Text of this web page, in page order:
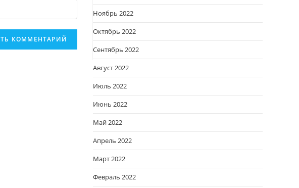
Ноябрь 2022
Октябрь 2022
Сентябрь 2022
Август 2022
Июль 2022
Июнь 2022
Май 2022
Апрель 2022
Март 2022
Февраль 2022